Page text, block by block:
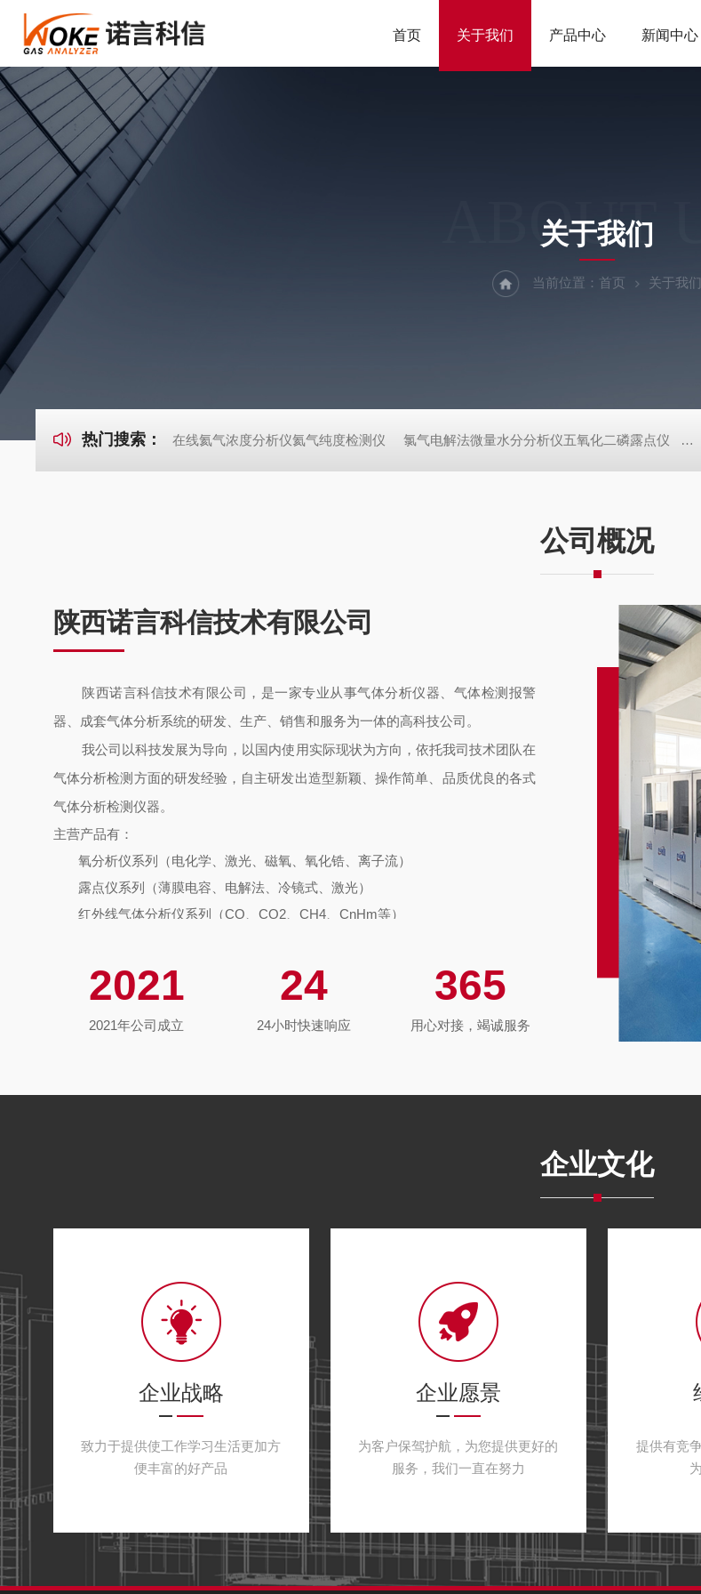
首页 关于我们 产品中心 新闻中心
ABOUT
关于我们
当前位置： 首页 关于我们
热门搜索： 在线氦气浓度分析仪氦气纯度检测仪 氯气电解法微量水分分析仪五氧化二磷露点仪
公司概况
陕西诺言科信技术有限公司
陕西诺言科信技术有限公司，是一家专业从事气体分析仪器、气体检测报警
器、成套气体分析系统的研发、生产、销售和服务为一体的高科技公司。
我公司以科技发展为导向，以国内使用实际现状为方向，依托我司技术团队在
气体分析检测方面的研发经验，自主研发出造型新颖、操作简单、品质优良的各式
气体分析检测仪器。
主营产品有：
氧分析仪系列（电化学、激光、磁氧、氧化锆、离子流）
露点仪系列（薄膜电容、电解法、冷镜式、激光）
红外线气体分析仪系列（CO、CO2、CH4、CnHm等）
紫外DOAS气体分析仪系列（NO、NO2、SO2、NOx等）
激光气体分析仪系列（
O2、CO、CO2、HF、HCL、H
等）
成套过程气分析系统系列（炉气分析系统、煤气组份及热值分析系统、煤粉仓
2021
2021年公司成立
24
24小时快速响应
365
用心对接，竭诚服务
企业文化
企业战略
致力于提供使工作学习生活更加方
便丰富的好产品
企业愿景
为客户保驾护航，为您提供更好的
服务，我们一直在努力
提供有竞